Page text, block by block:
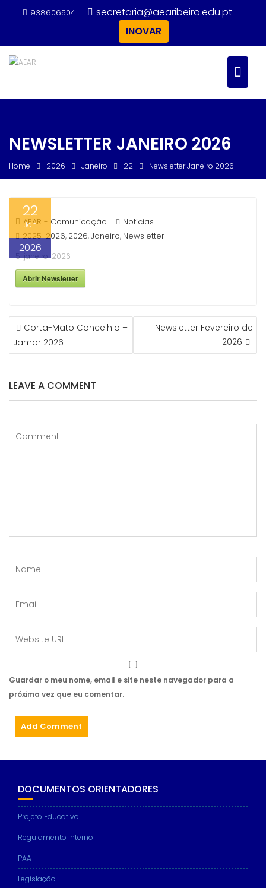
938606504
secretaria@aearibeiro.edu.pt
INOVAR
NEWSLETTER JANEIRO 2026
Home 2026 Janeiro 22 Newsletter Janeiro 2026
22
Jan
2026
AEAR - Comunicação
Noticias
2025-2026, 2026,Janeiro, Newsletter
5-janeiro-2026
Abrir Newsletter
NAVEGAÇÃO
DE
ARTIGOS
Corta-Mato Concelhio –
Jamor 2026
Newsletter Fevereiro de
2026
LEAVE A COMMENT
Guardar o meu nome, email e site neste navegador para a
próxima vez que eu comentar.
DOCUMENTOS ORIENTADORES
Projeto Educativo
Regulamento interno
PAA
Legislação